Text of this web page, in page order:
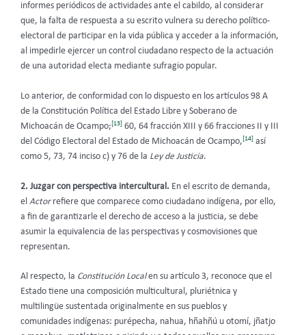
informes periódicos de actividades ante el cabildo, al considerar
que, la falta de respuesta a su escrito vulnera su derecho político-
electoral de participar en la vida pública y acceder a la información,
al impedirle ejercer un control ciudadano respecto de la actuación
de una autoridad electa mediante sufragio popular.
Lo anterior, de conformidad con lo dispuesto en los artículos 98 A
de la Constitución Política del Estado Libre y Soberano de
Michoacán de Ocampo;[13] 60, 64 fracción XIII y 66 fracciones II y III
del Código Electoral del Estado de Michoacán de Ocampo,[14] así
como 5, 73, 74 inciso c) y 76 de la Ley de Justicia.
2. Juzgar con perspectiva intercultural. En el escrito de demanda,
el Actor refiere que comparece como ciudadano indígena, por ello,
a fin de garantizarle el derecho de acceso a la justicia, se debe
asumir la equivalencia de las perspectivas y cosmovisiones que
representan.
Al respecto, la Constitución Localen su artículo 3, reconoce que el
Estado tiene una composición multicultural, pluriétnica y
multilingüe sustentada originalmente en sus pueblos y
comunidades indígenas: purépecha, nahua, hñahñú u otomí, jñatjo